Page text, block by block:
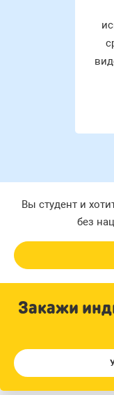
Вы студент и
без
Закажи